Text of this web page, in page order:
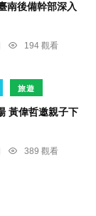
南後備幹部深入
194 觀看
旅遊
黃偉哲邀親子下
389 觀看